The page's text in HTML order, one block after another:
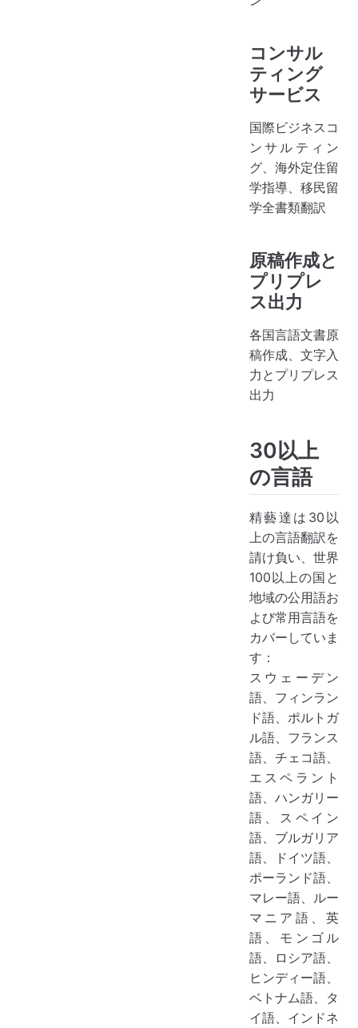
コンサル
ティング
サービス
国際ビジネスコ
ンサルティン
グ、海外定住留
学指導、移民留
学全書類翻訳
原稿作成と
プリプレ
ス出力
各国言語文書原
稿作成、文字入
力とプリプレス
出力
30以上
の言語
精藝達は30以
上の言語翻訳を
請け負い、世界
100以上の国と
地域の公用語お
よび常用言語を
カバーしていま
す：
スウェーデン
語、フィンラン
ド語、ポルトガ
ル語、フランス
語、チェコ語、
エスペラント
語、ハンガリー
語、スペイン
語、ブルガリア
語、ドイツ語、
ポーランド語、
マレー語、ルー
マニア語、英
語、モンゴル
語、ロシア語、
ヒンディー語、
ベトナム語、タ
イ語、インドネ